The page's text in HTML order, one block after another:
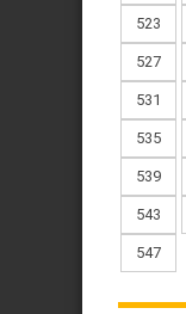
523
527
531
535
539
543
547